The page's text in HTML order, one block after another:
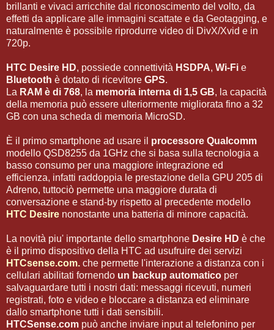
brillanti e vivaci arricchite dal riconoscimento del volto, da
effetti da applicare alle immagini scattate e da Geotagging, e
naturalmente è possibile riprodurre video di DivX/Xvid e in
720p.
HTC Desire HD, possiede connettività HSDPA, Wi-Fi e
Bluetooth è dotato di ricevitore GPS.
La RAM è di 768, la memoria interna di 1,5 GB, la capacità
della memoria può essere ulteriormente migliorata fino a 32
GB con una scheda di memoria MicroSD.
È il primo smartphone ad usare il processore Qualcomm
modello QSD8255 da 1GHz che si basa sulla tecnologia a
basso consumo per una maggiore integrazione ed
efficienza, infatti raddoppia le prestazione della GPU 205 di
Adreno, tuttociò permette una maggiore durata di
conversazione e stand-by rispetto al precedente modello
HTC Desire nonostante una batteria di minore capacità.
La novità piu' importante dello smartphone Desire HD è che
è il primo dispositivo della HTC ad usufruire dei servizi
HTCsense.com. che permette l'interazione a distanza con i
cellulari abilitati fornendo un backup automatico per
salvaguardare tutti i nostri dati: messaggi ricevuti, numeri
registrati, foto e video e bloccare a distanza ed eliminare
dallo smartphone tutti i dati sensibili.
HTCSense.com può anche inviare input al telefonino per